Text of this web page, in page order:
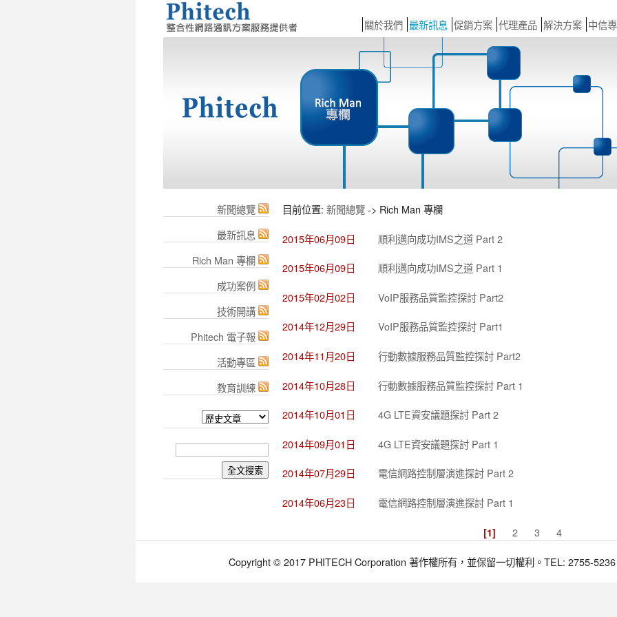
關於我們 最新訊息 促銷方案 代理產品 解決方案 中信
新聞總覽
最新訊息
Rich Man 專欄
成功案例
技術開講
Phitech 電子報
活動專區
教育訓練
目前位置: 新聞總覽-> Rich Man 專欄
2015年06月09日 順利邁向成功IMS之道 Part 2
2015年06月09日 順利邁向成功IMS之道 Part 1
2015年02月02日 VoIP服務品質監控探討 Part2
2014年12月29日 VoIP服務品質監控探討 Part1
2014年11月20日 行動數據服務品質監控探討 Part2
2014年10月28日 行動數據服務品質監控探討 Part 1
2014年10月01日 4G LTE資安議題探討 Part 2
2014年09月01日 4G LTE資安議題探討 Part 1
2014年07月29日 電信網路控制層演進探討 Part 2
2014年06月23日 電信網路控制層演進探討 Part 1
[1] 2 3 4
Copyright © 2017 PHITECH Corporation 著作權所有，並保留一切權利。TEL: 2755-